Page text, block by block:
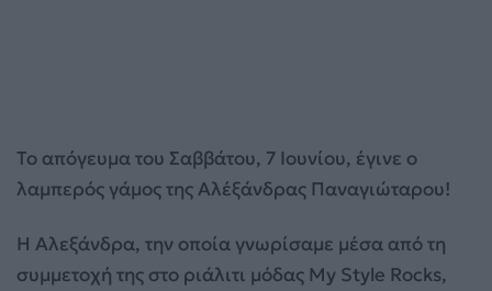
Το απόγευμα του Σαββάτου, 7 Ιουνίου, έγινε ο
λαμπερός γάμος της Αλέξάνδρας Παναγιώταρου!
Η Αλεξάνδρα, την οποία γνωρίσαμε μέσα από τη
συμμετοχή της στο ριάλιτι μόδας My Style Rocks,